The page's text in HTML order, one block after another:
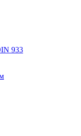
933